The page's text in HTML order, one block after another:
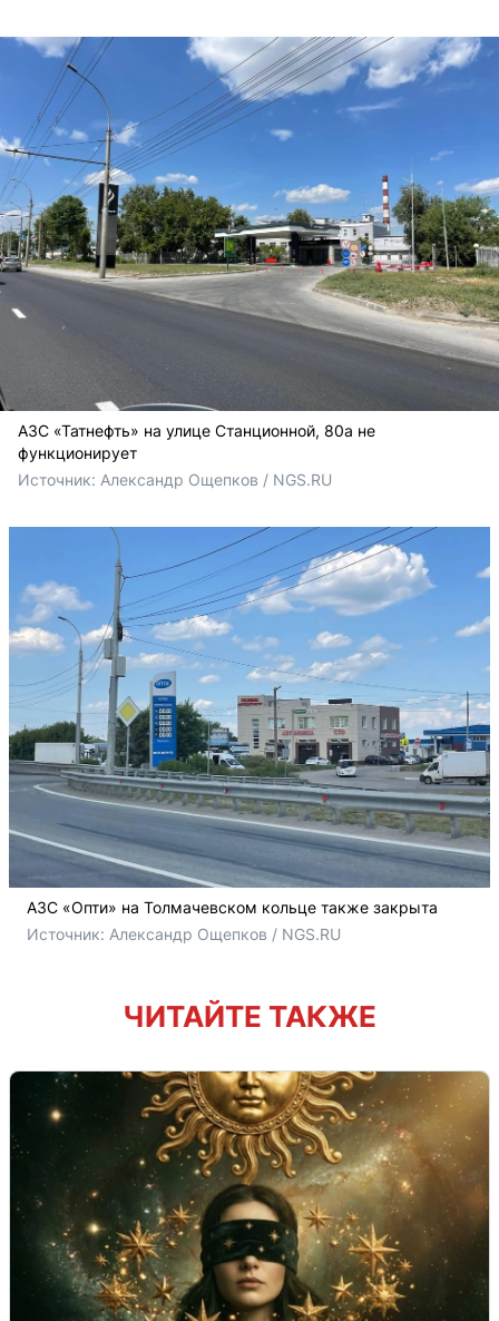
АЗС «Татнефть» на улице Станционной, 80а не
функционирует
Источник: Александр Ощепков / NGS.RU
АЗС «Опти» на Толмачевском кольце также закрыта
Источник: Александр Ощепков / NGS.RU
ЧИТАЙТЕ ТАКЖЕ